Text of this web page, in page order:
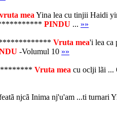
vruta mea Yina lea cu tinjii Haidi
PINDU ... »»
Vruta mea'i lea ca
-Volumul 10 »»
Vruta mea cu oclji lãi ...
Inima nj'u'am ...ti turnari